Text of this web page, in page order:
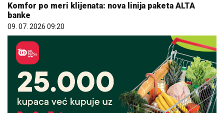
Komfor po meri klijenata: nova linija paketa ALTA
banke
09. 07. 2026 09:20